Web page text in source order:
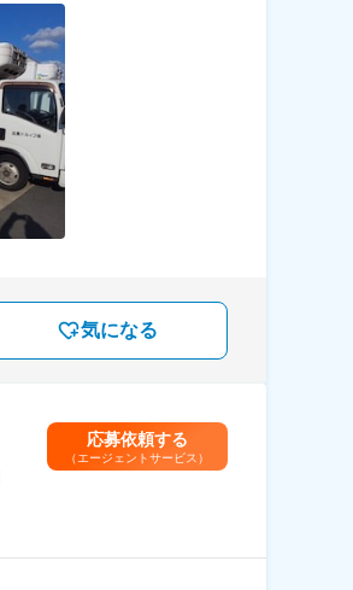
気になる
応募依頼する
（エージェントサービス）